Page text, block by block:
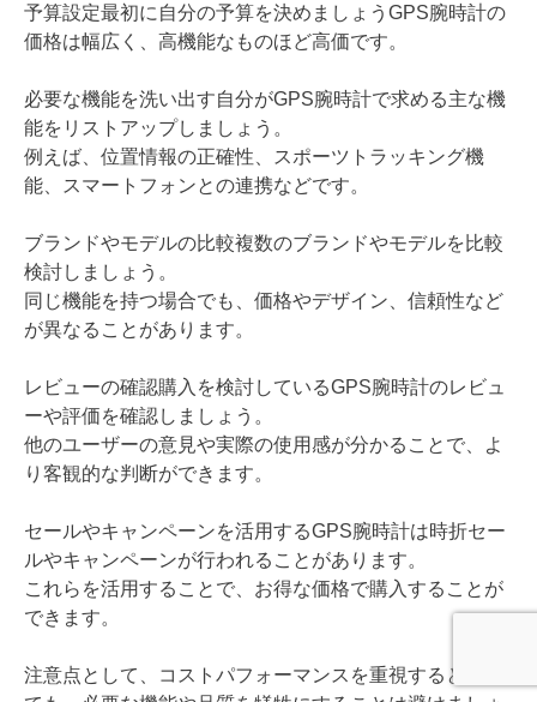
予算設定最初に自分の予算を決めましょうGPS腕時計の
価格は幅広く、高機能なものほど高価です。
必要な機能を洗い出す自分がGPS腕時計で求める主な機
能をリストアップしましょう。
例えば、位置情報の正確性、スポーツトラッキング機
能、スマートフォンとの連携などです。
ブランドやモデルの比較複数のブランドやモデルを比較
検討しましょう。
同じ機能を持つ場合でも、価格やデザイン、信頼性など
が異なることがあります。
レビューの確認購入を検討しているGPS腕時計のレビュ
ーや評価を確認しましょう。
他のユーザーの意見や実際の使用感が分かることで、よ
り客観的な判断ができます。
セールやキャンペーンを活用するGPS腕時計は時折セー
ルやキャンペーンが行われることがあります。
これらを活用することで、お得な価格で購入することが
できます。
注意点として、コストパフォーマンスを重視すると言っ